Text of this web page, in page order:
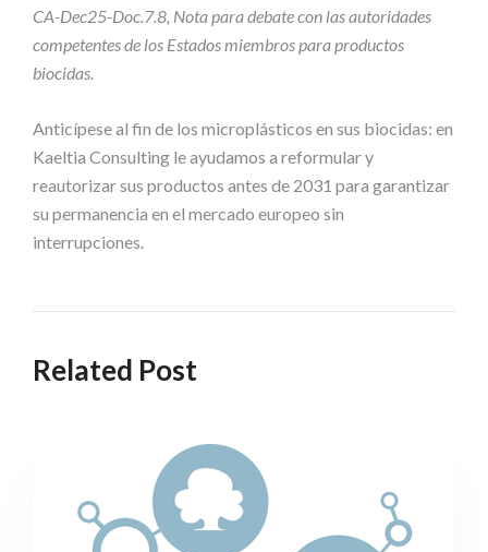
CA-Dec25-Doc.7.8, Nota para debate con las autoridades
competentes de los Estados miembros para productos
biocidas.
Anticípese al fin de los microplásticos en sus biocidas: en
Kaeltia Consulting le ayudamos a reformular y
reautorizar sus productos antes de 2031 para garantizar
su permanencia en el mercado europeo sin
interrupciones.
Related Post